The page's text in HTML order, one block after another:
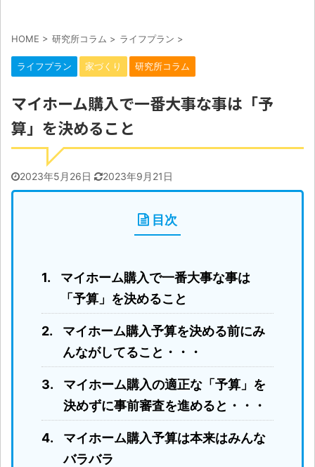
HOME > 研究所コラム > ライフプラン >
ライフプラン 家づくり 研究所コラム
マイホーム購入で一番大事な事は「予
算」を決めること
2023年5月26日 2023年9月21日
目次
マイホーム購入で一番大事な事は
「予算」を決めること
マイホーム購入予算を決める前にみ
んながしてること・・・
マイホーム購入の適正な「予算」を
決めずに事前審査を進めると・・・
マイホーム購入予算は本来はみんな
バラバラ